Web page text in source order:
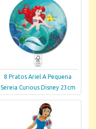
8 Pratos Ariel A Pequena
Sereia Curious Disney 23cm